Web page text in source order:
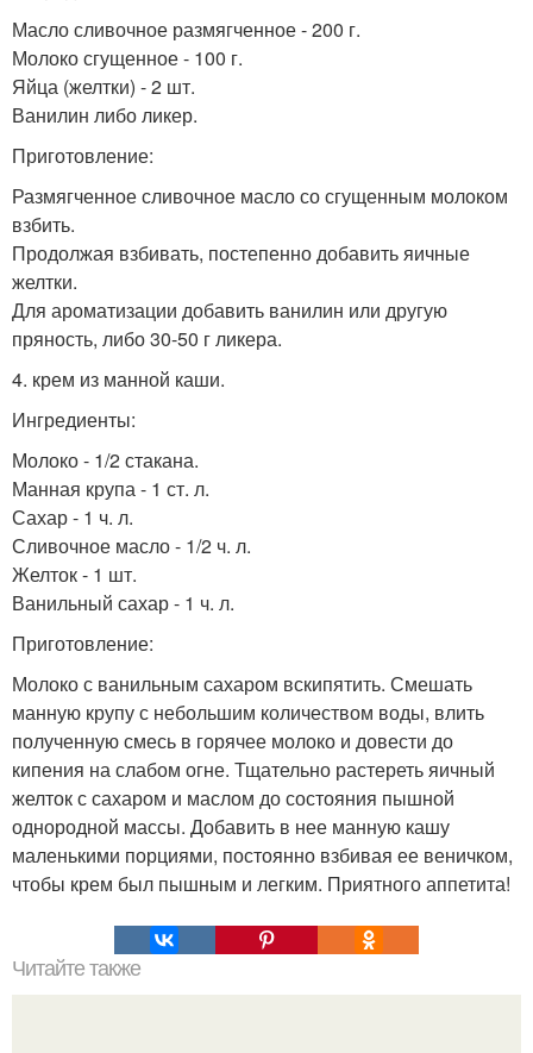
Масло сливочное размягченное - 200 г.
Молоко сгущенное - 100 г.
Яйца (желтки) - 2 шт.
Ванилин либо ликер.
Приготовление:
Размягченное сливочное масло со сгущенным молоком
взбить.
Продолжая взбивать, постепенно добавить яичные
желтки.
Для ароматизации добавить ванилин или другую
пряность, либо 30-50 г ликера.
4. крем из манной каши.
Ингредиенты:
Молоко - 1/2 стакана.
Манная крупа - 1 ст. л.
Сахар - 1 ч. л.
Сливочное масло - 1/2 ч. л.
Желток - 1 шт.
Ванильный сахар - 1 ч. л.
Приготовление:
Молоко с ванильным сахаром вскипятить. Смешать
манную крупу с небольшим количеством воды, влить
полученную смесь в горячее молоко и довести до
кипения на слабом огне. Тщательно растереть яичный
желток с сахаром и маслом до состояния пышной
однородной массы. Добавить в нее манную кашу
маленькими порциями, постоянно взбивая ее веничком,
чтобы крем был пышным и легким. Приятного аппетита!
Читайте также